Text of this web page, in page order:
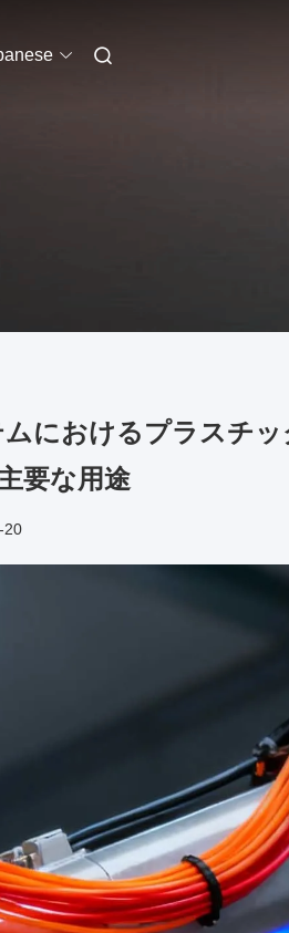
におけるプラスチ
要な用途
20